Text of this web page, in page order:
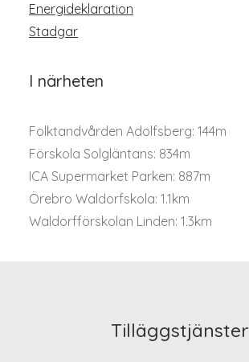
Energideklaration
Stadgar
I närheten
Folktandvården Adolfsberg: 144m
Förskola Solgläntans: 834m
ICA Supermarket Parken: 887m
Örebro Waldorfskola: 1.1km
Waldorfförskolan Linden: 1.3km
Tilläggstjänster